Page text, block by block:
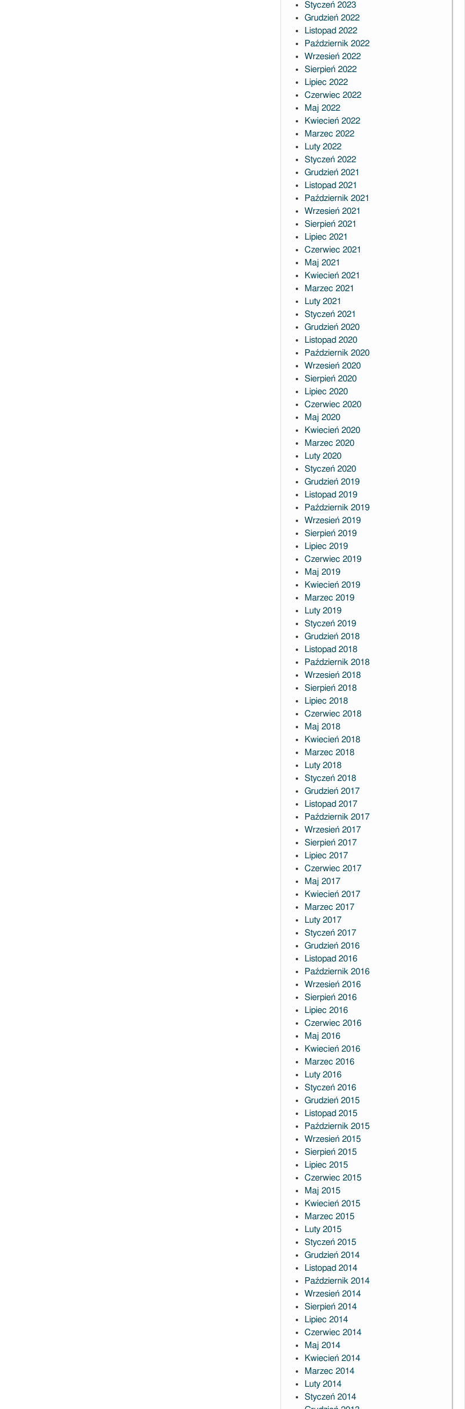
Styczeń 2023
Grudzień 2022
Listopad 2022
Październik 2022
Wrzesień 2022
Sierpień 2022
Lipiec 2022
Czerwiec 2022
Maj 2022
Kwiecień 2022
Marzec 2022
Luty 2022
Styczeń 2022
Grudzień 2021
Listopad 2021
Październik 2021
Wrzesień 2021
Sierpień 2021
Lipiec 2021
Czerwiec 2021
Maj 2021
Kwiecień 2021
Marzec 2021
Luty 2021
Styczeń 2021
Grudzień 2020
Listopad 2020
Październik 2020
Wrzesień 2020
Sierpień 2020
Lipiec 2020
Czerwiec 2020
Maj 2020
Kwiecień 2020
Marzec 2020
Luty 2020
Styczeń 2020
Grudzień 2019
Listopad 2019
Październik 2019
Wrzesień 2019
Sierpień 2019
Lipiec 2019
Czerwiec 2019
Maj 2019
Kwiecień 2019
Marzec 2019
Luty 2019
Styczeń 2019
Grudzień 2018
Listopad 2018
Październik 2018
Wrzesień 2018
Sierpień 2018
Lipiec 2018
Czerwiec 2018
Maj 2018
Kwiecień 2018
Marzec 2018
Luty 2018
Styczeń 2018
Grudzień 2017
Listopad 2017
Październik 2017
Wrzesień 2017
Sierpień 2017
Lipiec 2017
Czerwiec 2017
Maj 2017
Kwiecień 2017
Marzec 2017
Luty 2017
Styczeń 2017
Grudzień 2016
Listopad 2016
Październik 2016
Wrzesień 2016
Sierpień 2016
Lipiec 2016
Czerwiec 2016
Maj 2016
Kwiecień 2016
Marzec 2016
Luty 2016
Styczeń 2016
Grudzień 2015
Listopad 2015
Październik 2015
Wrzesień 2015
Sierpień 2015
Lipiec 2015
Czerwiec 2015
Maj 2015
Kwiecień 2015
Marzec 2015
Luty 2015
Styczeń 2015
Grudzień 2014
Listopad 2014
Październik 2014
Wrzesień 2014
Sierpień 2014
Lipiec 2014
Czerwiec 2014
Maj 2014
Kwiecień 2014
Marzec 2014
Luty 2014
Styczeń 2014